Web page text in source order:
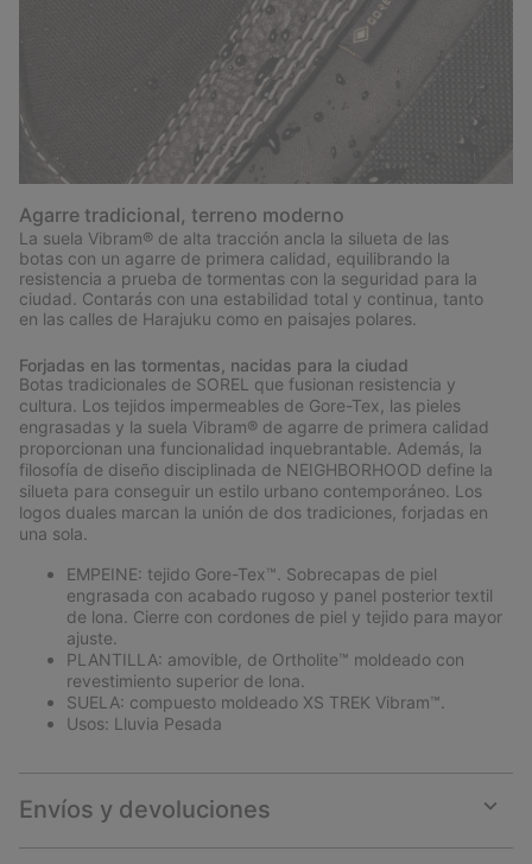
Agarre tradicional, terreno moderno
La suela Vibram® de alta tracción ancla la silueta de las
botas con un agarre de primera calidad, equilibrando la
resistencia a prueba de tormentas con la seguridad para la
ciudad. Contarás con una estabilidad total y continua, tanto
en las calles de Harajuku como en paisajes polares.
Forjadas en las tormentas, nacidas para la ciudad
Botas tradicionales de SOREL que fusionan resistencia y
cultura. Los tejidos impermeables de Gore-Tex, las pieles
engrasadas y la suela Vibram® de agarre de primera calidad
proporcionan una funcionalidad inquebrantable. Además, la
filosofía de diseño disciplinada de NEIGHBORHOOD define la
silueta para conseguir un estilo urbano contemporáneo. Los
logos duales marcan la unión de dos tradiciones, forjadas en
una sola.
EMPEINE: tejido Gore-Tex™. Sobrecapas de piel
engrasada con acabado rugoso y panel posterior textil
de lona. Cierre con cordones de piel y tejido para mayor
ajuste.
PLANTILLA: amovible, de Ortholite™ moldeado con
revestimiento superior de lona.
SUELA: compuesto moldeado XS TREK Vibram™.
Usos: Lluvia Pesada
Envíos y devoluciones
or